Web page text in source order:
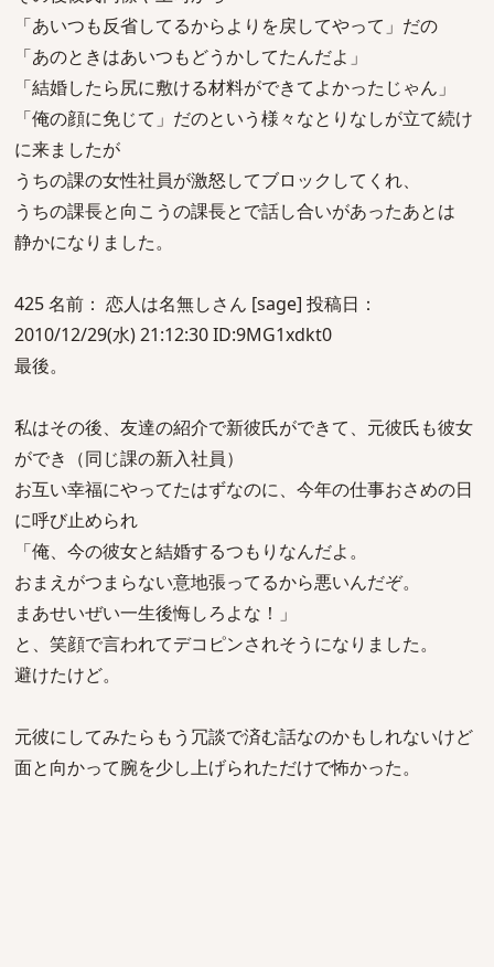
「あいつも反省してるからよりを戻してやって」だの
「あのときはあいつもどうかしてたんだよ」
「結婚したら尻に敷ける材料ができてよかったじゃん」
「俺の顔に免じて」だのという様々なとりなしが立て続け
に来ましたが
うちの課の女性社員が激怒してブロックしてくれ、
うちの課長と向こうの課長とで話し合いがあったあとは
静かになりました。
425 名前： 恋人は名無しさん [sage] 投稿日：
2010/12/29(水) 21:12:30 ID:9MG1xdkt0
最後。
私はその後、友達の紹介で新彼氏ができて、元彼氏も彼女
ができ（同じ課の新入社員）
お互い幸福にやってたはずなのに、今年の仕事おさめの日
に呼び止められ
「俺、今の彼女と結婚するつもりなんだよ。
おまえがつまらない意地張ってるから悪いんだぞ。
まあせいぜい一生後悔しろよな！」
と、笑顔で言われてデコピンされそうになりました。
避けたけど。
元彼にしてみたらもう冗談で済む話なのかもしれないけど
面と向かって腕を少し上げられただけで怖かった。